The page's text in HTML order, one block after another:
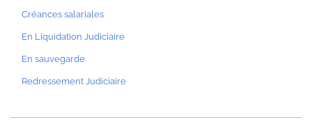
Créances salariales
En Liquidation Judiciaire
En sauvegarde
Redressement Judiciaire